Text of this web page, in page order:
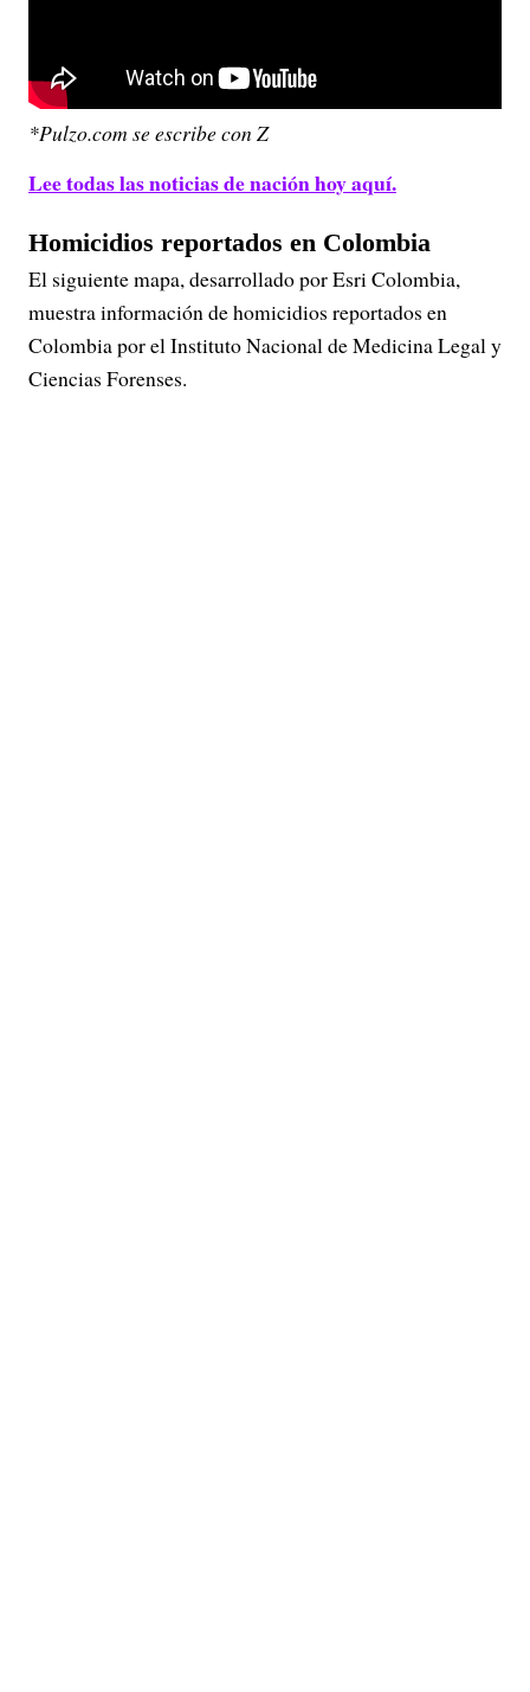
*Pulzo.com se escribe con Z
Lee todas las noticias de nación hoy aquí.
Homicidios reportados en Colombia
El siguiente mapa, desarrollado por Esri Colombia,
muestra información de homicidios reportados en
Colombia por el Instituto Nacional de Medicina Legal y
Ciencias Forenses.